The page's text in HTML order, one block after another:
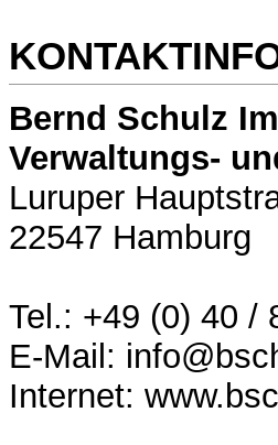
Bernd Schulz
Verwaltungs-
Luruper
22547 Hamburg
Tel.: +49 (0) 40 /
E-Mail:
Internet: